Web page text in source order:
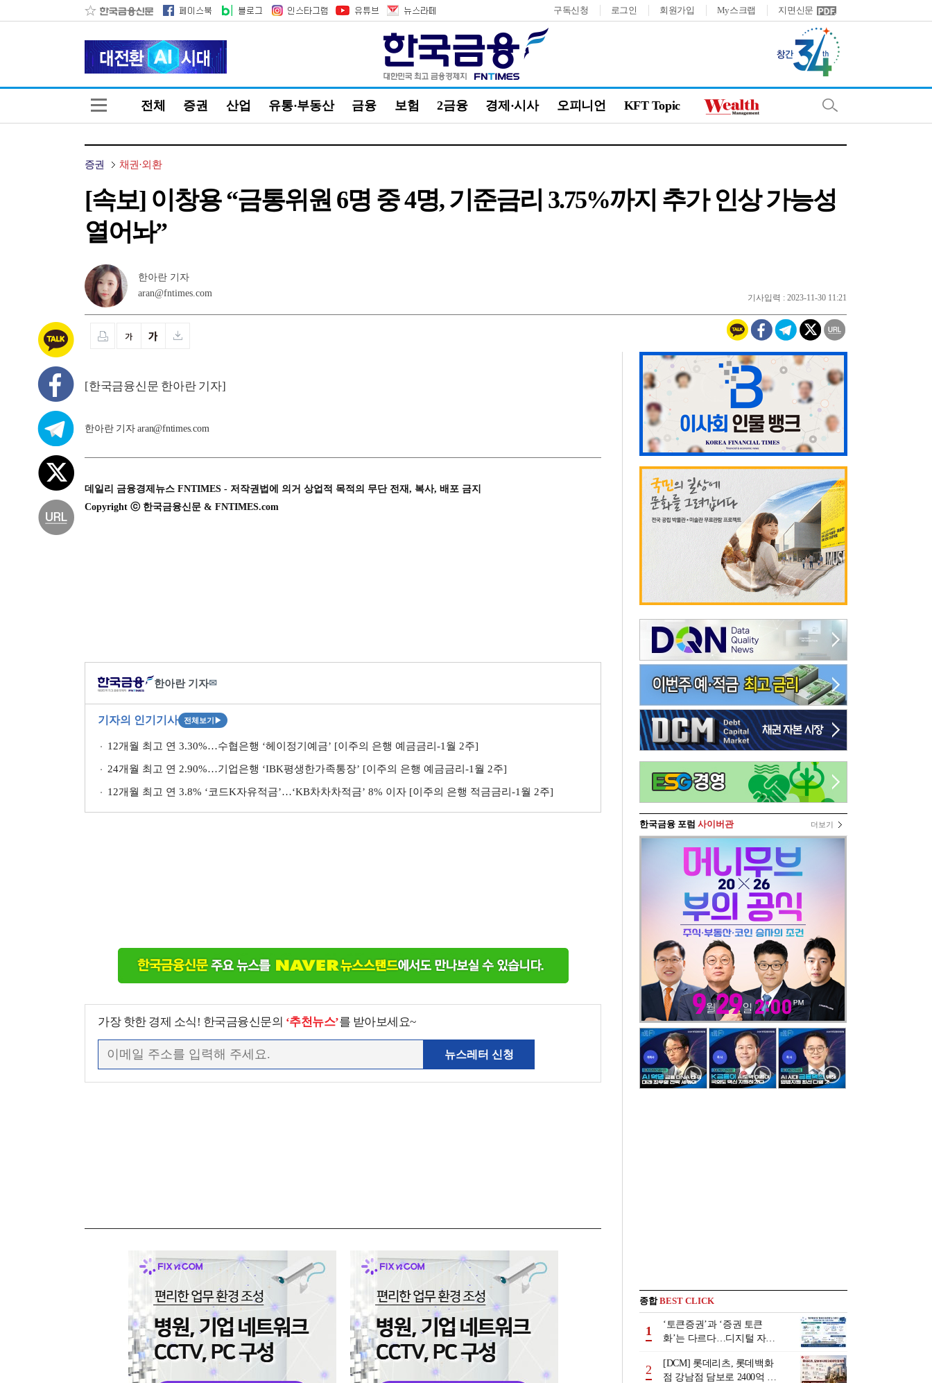
구독신청 로그인 회원가입 My스크랩 지면신문
전체 증권 산업 유통·부동산 금융 보험 2금융 경제·시사 오피니언 KFT Topic
증권 채권·외환
[속보] 이창용 “금통위원 6명 중 4명, 기준금리 3.75%까지 추가 인상 가능성
열어놔”
한아란 기자
aran@fntimes.com
기사입력 : 2023-11-30 11:21
[한국금융신문 한아란 기자]
한아란 기자 aran@fntimes.com
데일리 금융경제뉴스 FNTIMES - 저작권법에 의거 상업적 목적의 무단 전재, 복사, 배포 금지
Copyright ⓒ 한국금융신문 & FNTIMES.com
한아란 기자✉
기자의 인기기사 전체보기 ▶
12개월 최고 연 3.30%…수협은행 ‘헤이정기예금’ [이주의 은행 예금금리-1월 2주]
24개월 최고 연 2.90%…기업은행 ‘IBK평생한가족통장’ [이주의 은행 예금금리-1월 2주]
12개월 최고 연 3.8% ‘코드K자유적금’…‘KB차차차적금’ 8% 이자 [이주의 은행 적금금리-1월 2주]
가장 핫한 경제 소식! 한국금융신문의 ‘추천뉴스’를 받아보세요~
뉴스레터 신청
한국금융 포럼 사이버관 더보기
종합BEST CLICK
1
‘토큰증권’과 ‘증권 토큰
화’는 다르다…디지털 자본
2
[DCM] 롯데리츠, 롯데백화
점 강남점 담보로 2400억 조